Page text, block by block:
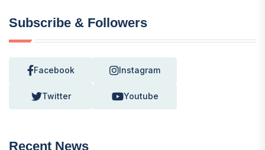
Subscribe & Followers
Facebook Instagram
Twitter Youtube
Recent News